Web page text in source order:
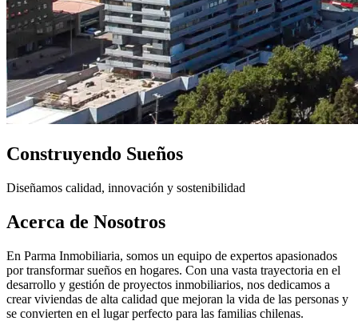
Construyendo Sueños
Diseñamos calidad, innovación y sostenibilidad
Acerca de Nosotros
En Parma Inmobiliaria, somos un equipo de expertos apasionados
por transformar sueños en hogares. Con una vasta trayectoria en el
desarrollo y gestión de proyectos inmobiliarios, nos dedicamos a
crear viviendas de alta calidad que mejoran la vida de las personas y
se convierten en el lugar perfecto para las familias chilenas.